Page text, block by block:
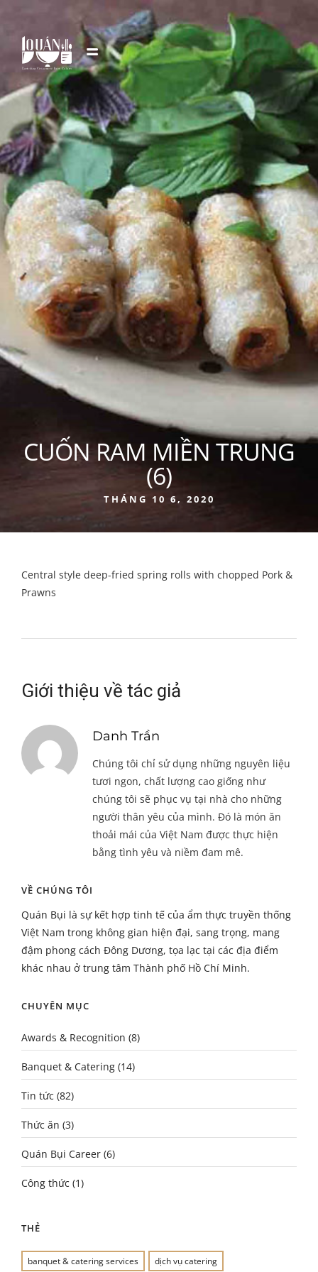
CUỐN RAM MIỀN TRUNG
(6)
THÁNG 10 6, 2020
Central style deep-fried spring rolls with chopped Pork &
Prawns
Giới thiệu về tác giả
Danh Trần
Chúng tôi chỉ sử dụng những nguyên liệu
tươi ngon, chất lượng cao giống như
chúng tôi sẽ phục vụ tại nhà cho những
người thân yêu của mình. Đó là món ăn
thoải mái của Việt Nam được thực hiện
bằng tình yêu và niềm đam mê.
VỀ CHÚNG TÔI
Quán Bụi là sự kết hợp tinh tế của ẩm thực truyền thống
Việt Nam trong không gian hiện đại, sang trọng, mang
đậm phong cách Đông Dương, tọa lạc tại các địa điểm
khác nhau ở trung tâm Thành phố Hồ Chí Minh.
CHUYÊN MỤC
Awards & Recognition (8)
Banquet & Catering (14)
Tin tức (82)
Thức ăn (3)
Quán Bụi Career (6)
Công thức (1)
THẺ
banquet & catering services dịch vụ catering